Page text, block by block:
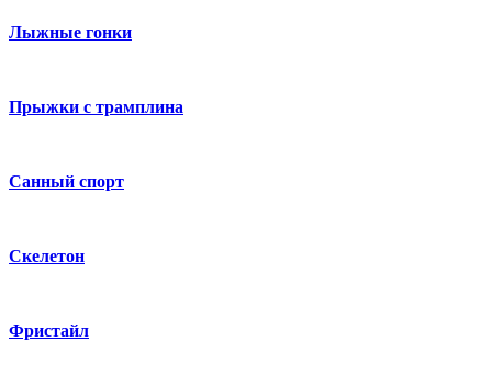
Лыжные гонки
Прыжки с трамплина
Санный спорт
Скелетон
Фристайл